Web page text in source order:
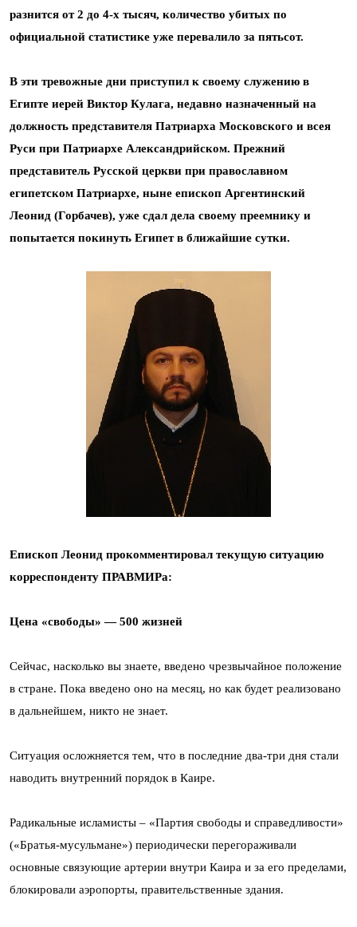
разнится от 2 до 4-х тысяч, количество убитых по
официальной статистике уже перевалило за пятьсот.
В эти тревожные дни приступил к своему служению в
Египте иерей Виктор Кулага, недавно назначенный на
должность представителя Патриарха Московского и всея
Руси при Патриархе Александрийском. Прежний
представитель Русской церкви при православном
египетском Патриархе, ныне епископ Аргентинский
Леонид (Горбачев), уже сдал дела своему преемнику и
попытается покинуть Египет в ближайшие сутки.
Епископ Леонид прокомментировал текущую ситуацию
корреспонденту ПРАВМИРа:
Цена «свободы» — 500 жизней
Сейчас, насколько вы знаете, введено чрезвычайное положение
в стране. Пока введено оно на месяц, но как будет реализовано
в дальнейшем, никто не знает.
Ситуация осложняется тем, что в последние два-три дня стали
наводить внутренний порядок в Каире.
Радикальные исламисты – «Партия свободы и справедливости»
(«Братья-мусульмане») периодически перегораживали
основные связующие артерии внутри Каира и за его пределами,
блокировали аэропорты, правительственные здания.